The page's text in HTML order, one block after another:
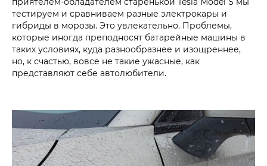
тестируем и сравниваем разные электрокары и
гибриды в морозы. Это увлекательно. Проблемы,
которые иногда преподносят батарейные машины в
таких условиях, куда разнообразнее и изощреннее,
но, к счастью, вовсе не такие ужасные, как
представляют себе автолюбители.